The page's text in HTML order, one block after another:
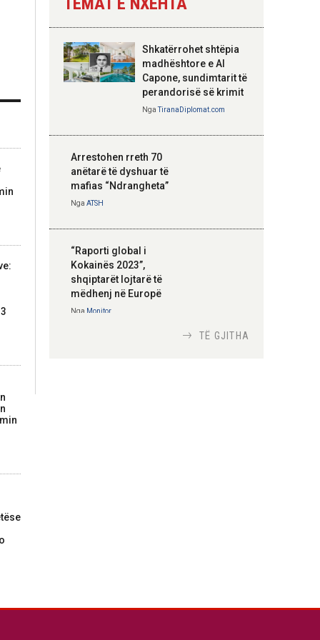
Hoxha takim me
zyrtarë të lartë të
DASH: Angazhim i
përbashkët për
strategjik
Shkatërrohet shtëpia
madhështore e Al
Capone, sundimtarit të
perandorisë së krimit
NgaTiranaDiplomat.com
Arrestohen rreth 70
anëtarë të dyshuar të
mafias “Ndrangheta”
Nga ATSH
“Raporti global i
Kokainës 2023”,
shqiptarët lojtarë të
mëdhenj në Europë
Nga Monitor
TË GJITHA